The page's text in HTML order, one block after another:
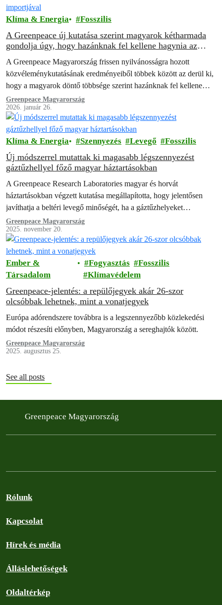
Klíma & Energia Fosszilis
A Greenpeace új kutatása szerint magyarok kétharmada
gondolja úgy, hogy hazánknak fel kellene hagynia az
orosz energia importjával
A Greenpeace Magyarország frissen nyilvánosságra hozott
közvéleménykutatásának eredményeiből többek között az derül ki,
hogy a magyarok döntő többsége szerint hazánknak fel kellene
hagynia az orosz energia importjával.
Greenpeace Magyarország
2026. január 26.
Klíma & Energia Szennyezés Levegő Fosszilis
Új módszerrel mutattak ki magasabb légszennyezést
gáztűzhellyel főző magyar háztartásokban
A Greenpeace Research Laboratories magyar és horvát
háztartásokban végzett kutatása megállapította, hogy jelentősen
javíthatja a beltéri levegő minőségét, ha a gáztűzhelyeket
elektromos készülékekkel váltják fel.
Greenpeace Magyarország
2025. november 20.
Ember &
Társadalom
Fogyasztás
Fosszilis
Klímavédelem
Greenpeace-jelentés: a repülőjegyek akár 26-szor
olcsóbbak lehetnek, mint a vonatjegyek
Európa adórendszere továbbra is a legszennyezőbb közlekedési
módot részesíti előnyben, Magyarország a sereghajtók között.
Greenpeace Magyarország
2025. augusztus 25.
See all posts
Greenpeace Magyarország
Rólunk
Kapcsolat
Hírek és média
Álláslehetőségek
Oldaltérkép